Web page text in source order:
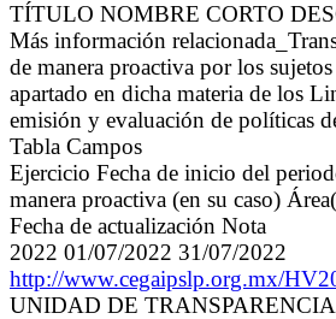
TÍTULO NOMBRE CORTO
Más información
de manera proactiva por los
apartado en dicha materia de los
emisión y evaluación de políticas
Tabla Campos
Ejercicio Fecha de inicio del
manera proactiva (en su caso)
Fecha de actualización Nota
2022 01/07/2022 31/07/2022
http://www.cegaipslp.org.mx/
UNIDAD DE